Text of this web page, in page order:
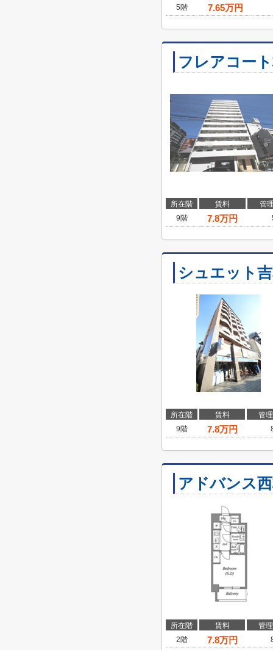
5階 7.65万円
フレアコー
所在階 賃料
管
9階
7.8万円
シュエット
所在階 賃料
管
9階
7.8万円
アドバンス
所在階 賃料
管
2階
7.8万円